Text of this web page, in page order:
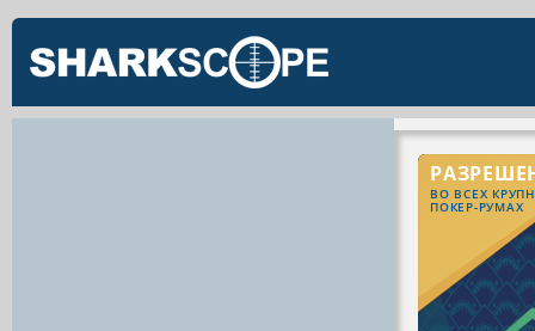
ВО ВСЕХ
ПОКЕР-РУМАХ